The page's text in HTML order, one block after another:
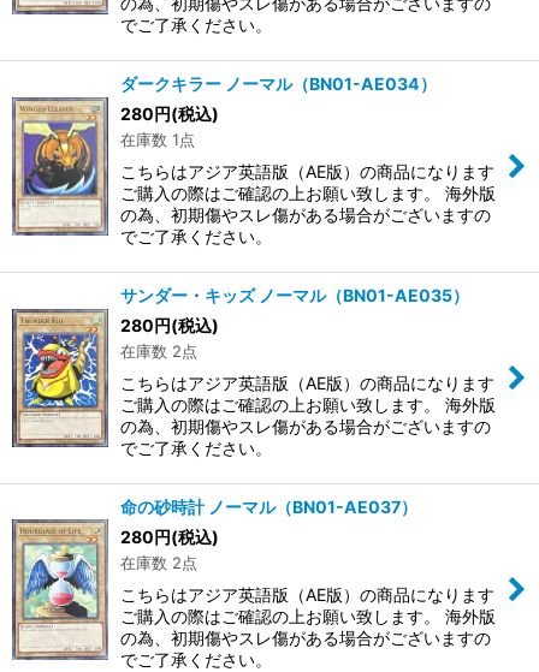
でご了承ください。
ダークキラー ノーマル（BN01-AE034）
280円(税込)
在庫数 1点
こちらはアジア英語版（AE版）の商品になります
ご購入の際はご確認の上お願い致します。 海外版
の為、初期傷やスレ傷がある場合がございますの
でご了承ください。
サンダー・キッズ ノーマル（BN01-AE035）
280円(税込)
在庫数 2点
こちらはアジア英語版（AE版）の商品になります
ご購入の際はご確認の上お願い致します。 海外版
の為、初期傷やスレ傷がある場合がございますの
でご了承ください。
命の砂時計 ノーマル（BN01-AE037）
280円(税込)
在庫数 2点
こちらはアジア英語版（AE版）の商品になります
ご購入の際はご確認の上お願い致します。 海外版
の為、初期傷やスレ傷がある場合がございますの
でご了承ください。